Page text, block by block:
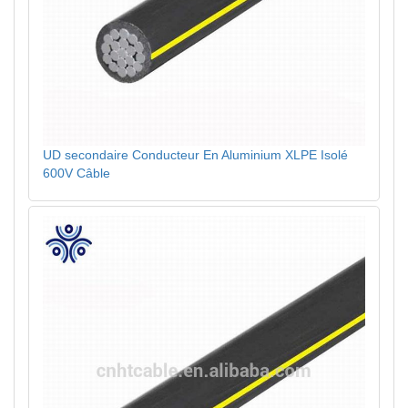
UD secondaire Conducteur En Aluminium XLPE Isolé
600V Câble